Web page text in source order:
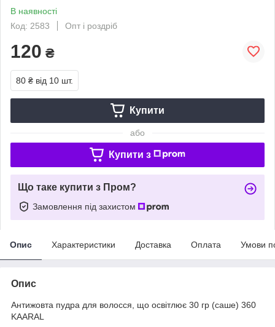
В наявності
Код: 2583
Опт і роздріб
120 ₴
80 ₴ від 10 шт.
Купити
або
Купити з
Що таке купити з Пром?
Замовлення під захистом
Опис Характеристики Доставка Оплата Умови
Опис
Антижовта пудра для волосся, що освітлює 30 гр (саше) 360
KAARAL